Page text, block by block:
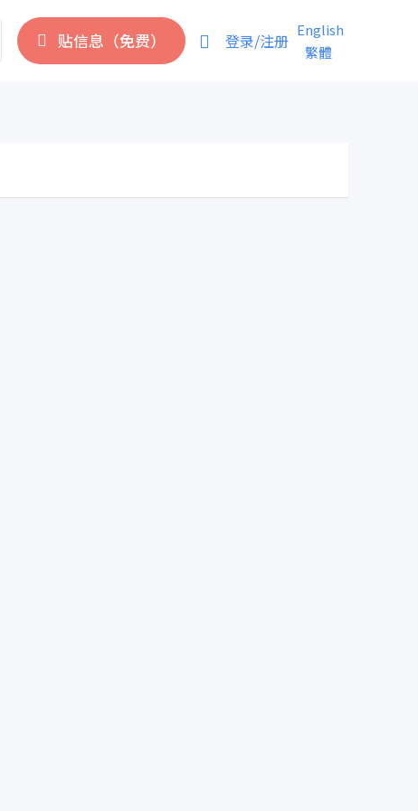
贴信息（免费） 登录/注册
English
繁體